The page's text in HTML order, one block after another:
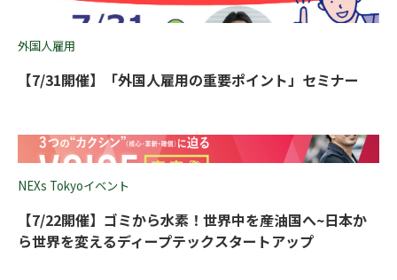
外国人雇用
【7/31開催】「外国人雇用の重要ポイント」セミナー
NEXs Tokyoイベント
【7/22開催】ゴミから水素！世界中を産油国へ~日本か
ら世界を変えるディープテックスタートアップ